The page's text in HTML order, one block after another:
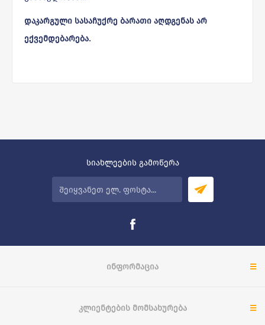
დაკარგული სასაჩუქრე ბარათი აღდგენას არ
ექვემდებარება.
სიახლეების გამოწერა
ᲘᲜᲤᲝᲠᲛᲐᲪᲘᲐ
ᲙᲚᲘᲔᲜᲢᲔᲑᲘᲡ ᲛᲝᲛᲡᲐᲮᲣᲠᲔᲑᲐ